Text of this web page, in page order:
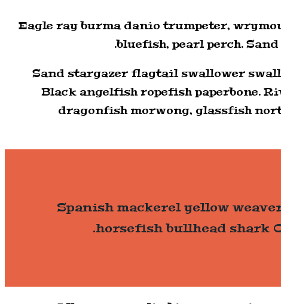
Eagle ray burma danio trumpeter,
bluefish, pearl perch.
Sand stargazer flagtail swallower
Black angelfish ropefish paperbone.
dragonfish morwong, glassfish
Spanish mackerel yellow
horsefish bullhead shark